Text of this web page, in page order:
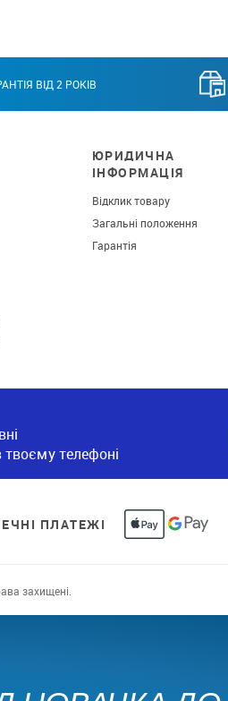
ВІД 2 РОКІВ
ЮРИДИЧНА
ІНФОРМАЦІЯ
Відклик товару
Загальні положення
Гарантія
твоєму телефоні
ПЛАТЕЖІ
захищені.